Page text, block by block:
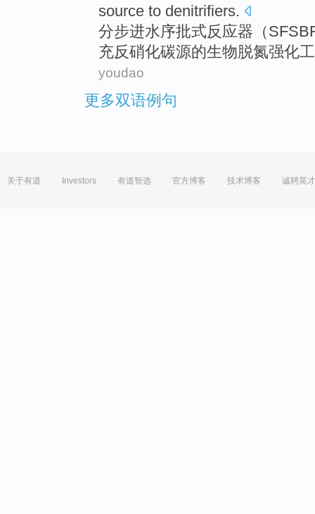
source to denitrifiers.
分步进水序批式反应器 （
充反硝化碳源的生物脱氮强化
youdao
更多双语例句
关于有道 Investors 有道智选 官方博客 技术博客 诚聘英才